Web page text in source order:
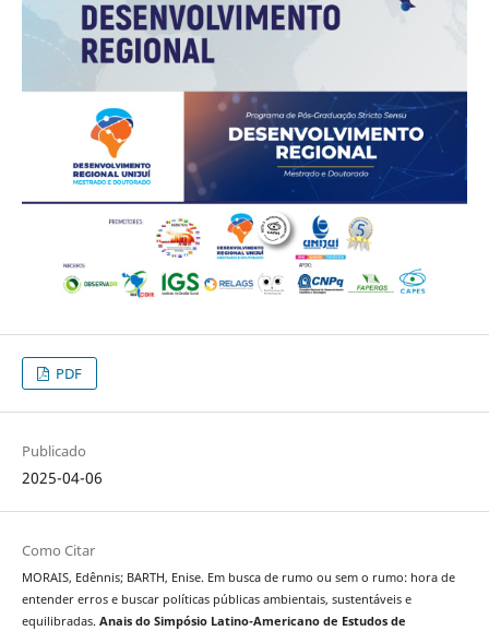
PDF
Publicado
2025-04-06
Como Citar
MORAIS, Edênnis; BARTH, Enise. Em busca de rumo ou sem o rumo: hora de
entender erros e buscar políticas públicas ambientais, sustentáveis e
equilibradas. Anais do Simpósio Latino-Americano de Estudos de